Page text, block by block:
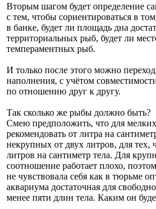
Вторым шагом будет определение
с тем, чтобы сориентироваться в
в банке, будет ли площадь дна
территориальных рыб, будет ли
темпераментных рыб.
И только после этого можно
наполнения, с учётом
по отношению друг к другу.
Так сколько же рыбы должно быть?
Смею предположить, что для
рекомендовать от литра на
некрупных от двух литров, для тех,
литров на сантиметр тела. Для
соотношение работает плохо,
не чувствовала себя как в тюрьме
аквариума достаточная для
менее пяти длин тела. Каким он